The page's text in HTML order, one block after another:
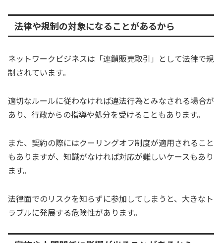
法律や規制の対象になることがあるから
ネットワークビジネスは「連鎖販売取引」として法律で規
制されています。
適切なルールに従わなければ違法行為とみなされる場合が
あり、行政からの指導や処分を受けることもあります。
また、契約の際にはクーリングオフ制度が適用されること
もありますが、知識がなければ対応が難しいケースもあり
ます。
法律面でのリスクを知らずに参加してしまうと、大きなト
ラブルに発展する危険性があります。